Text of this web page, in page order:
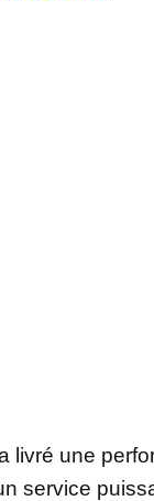
une
service